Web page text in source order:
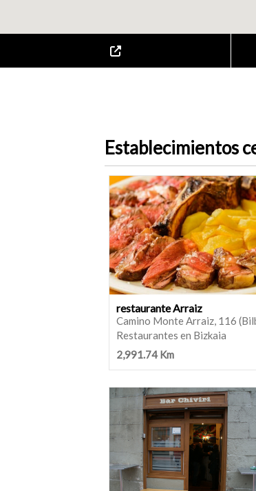
Establecimientos
restaurante Arraiz
Camino Monte Arraiz, 116
Restaurantes en Bizkaia
2,991.74 Km